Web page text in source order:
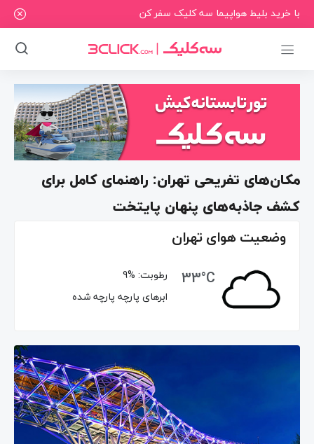
با خرید بلیط هواپیما سه کلیک سفر کن
مکان‌های تفریحی تهران: راهنمای کامل برای
کشف جاذبه‌های پنهان پایتخت
وضعیت هوای تهران
33°C
رطوبت: 9%
ابرهای پارچه پارچه شده